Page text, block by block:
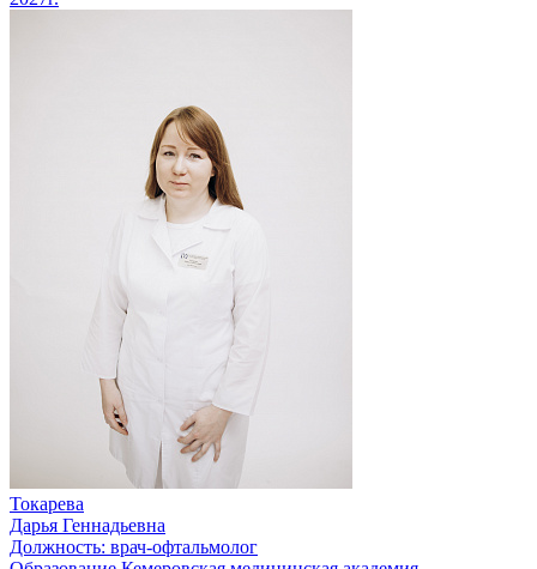
Токарева
Дарья Геннадьевна
Должность: врач-офтальмолог